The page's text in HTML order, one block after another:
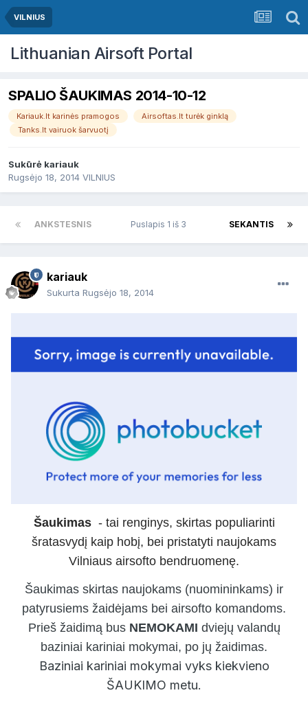
VILNIUS
Lithuanian Airsoft Portal
SPALIO ŠAUKIMAS 2014-10-12
Kariauk.lt karinės pramogos
Airsoftas.lt turėk ginklą
Tanks.lt vairuok šarvuotį
Sukūrė kariauk
Rugsėjo 18, 2014 VILNIUS
ANKSTESNIS SEKANTIS
Puslapis 1 iš 3
kariauk
Sukurta Rugsėjo 18, 2014
Šaukimas - tai renginys, skirtas populiarinti
šratasvydį kaip hobį, bei pristatyti naujokams
Vilniaus airsofto bendruomenę.
Šaukimas skirtas naujokams (nuomininkams) ir
patyrusiems žaidėjams bei airsofto komandoms.
Prieš žaidimą bus NEMOKAMI dviejų valandų
baziniai kariniai mokymai, po jų žaidimas.
Baziniai kariniai mokymai vyks kiekvieno
ŠAUKIMO metu.